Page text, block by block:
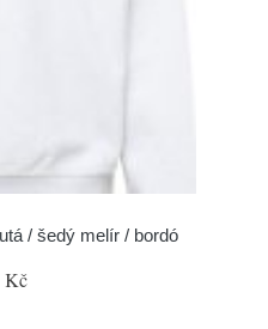
/ šedý melír / bordó
Kč